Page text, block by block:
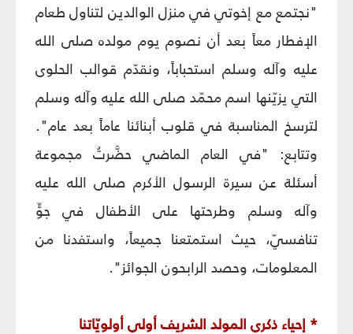
"نجتمع مع إخوتي في منزل الوالدين لتناول طعام
الإفطار معاً بعد أن نصوم يوم مولده صلى الله
عليه وآله وسلم استحباباً، ونقدّم قوالب الحلوى
التي يزيّنها اسم محمّد صلى الله عليه وآله وسلم
لترسخ المناسبة في قلوب أبنائنا عاماً بعد عام".
وتتابع: "في العام الماضي حضَّرتُ مجموعة
أسئلة عن سيرة الرسول الأكرم صلى الله عليه
وآله وسلم وطرحتها على الأطفال في جوٍّ
تنافسيّ، حيث استمتعنا جميعاً، واستفدنا من
المعلومات، وحصد الرابحون الجوائز".
* إحياء ذكرى المولد الشريف أولى أولويّاتنا